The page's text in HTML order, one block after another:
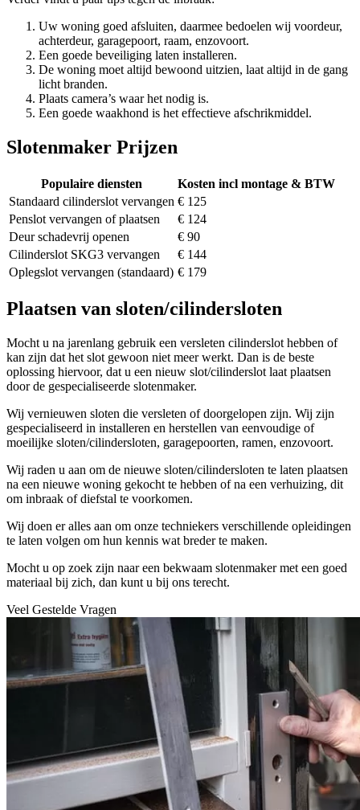
Uw woning goed afsluiten, daarmee bedoelen wij voordeur,
achterdeur, garagepoort, raam, enzovoort.
Een goede beveiliging laten installeren.
De woning moet altijd bewoond uitzien, laat altijd in de gang
licht branden.
Plaats camera’s waar het nodig is.
Een goede waakhond is het effectieve afschrikmiddel.
Slotenmaker Prijzen
Populaire diensten
Kosten incl montage & BTW
Standaard cilinderslot vervangen € 125
Penslot vervangen of plaatsen
€ 124
Deur schadevrij openen
€ 90
Cilinderslot SKG3 vervangen
€ 144
Oplegslot vervangen (standaard) € 179
Plaatsen van sloten/cilindersloten
Mocht u na jarenlang gebruik een versleten cilinderslot hebben of
kan zijn dat het slot gewoon niet meer werkt. Dan is de beste
oplossing hiervoor, dat u een nieuw slot/cilinderslot laat plaatsen
door de gespecialiseerde slotenmaker.
Wij vernieuwen sloten die versleten of doorgelopen zijn. Wij zijn
gespecialiseerd in installeren en herstellen van eenvoudige of
moeilijke sloten/cilindersloten, garagepoorten, ramen, enzovoort.
Wij raden u aan om de nieuwe sloten/cilindersloten te laten plaatsen
na een nieuwe woning gekocht te hebben of na een verhuizing, dit
om inbraak of diefstal te voorkomen.
Wij doen er alles aan om onze techniekers verschillende opleidingen
te laten volgen om hun kennis wat breder te maken.
Mocht u op zoek zijn naar een bekwaam slotenmaker met een goed
materiaal bij zich, dan kunt u bij ons terecht.
Veel Gestelde Vragen